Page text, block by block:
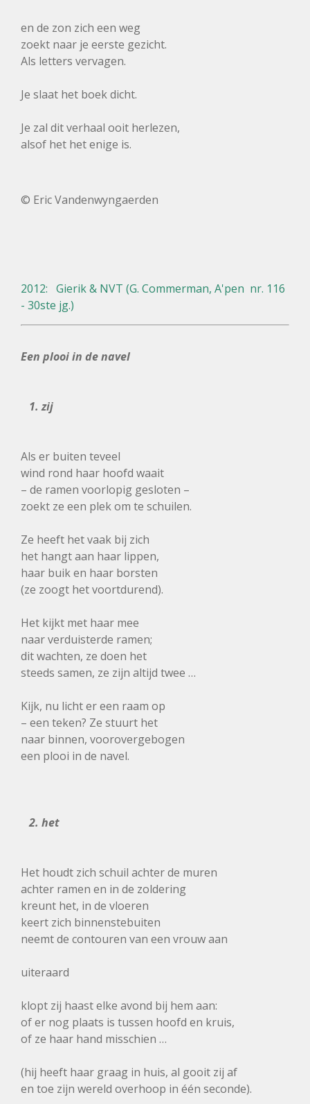
en de zon zich een weg
zoekt naar je eerste gezicht.
Als letters vervagen.
Je slaat het boek dicht.
Je zal dit verhaal ooit herlezen,
alsof het het enige is.
© Eric Vandenwyngaerden
2012: Gierik & NVT (G. Commerman, A'pen nr. 116
- 30ste jg.)
Een plooi in de navel
1. zij
Als er buiten teveel
wind rond haar hoofd waait
– de ramen voorlopig gesloten –
zoekt ze een plek om te schuilen.
Ze heeft het vaak bij zich
het hangt aan haar lippen,
haar buik en haar borsten
(ze zoogt het voortdurend).
Het kijkt met haar mee
naar verduisterde ramen;
dit wachten, ze doen het
steeds samen, ze zijn altijd twee …
Kijk, nu licht er een raam op
– een teken? Ze stuurt het
naar binnen, voorovergebogen
een plooi in de navel.
2. het
Het houdt zich schuil achter de muren
achter ramen en in de zoldering
kreunt het, in de vloeren
keert zich binnenstebuiten
neemt de contouren van een vrouw aan
uiteraard
klopt zij haast elke avond bij hem aan:
of er nog plaats is tussen hoofd en kruis,
of ze haar hand misschien …
(hij heeft haar graag in huis, al gooit zij af
en toe zijn wereld overhoop in één seconde).